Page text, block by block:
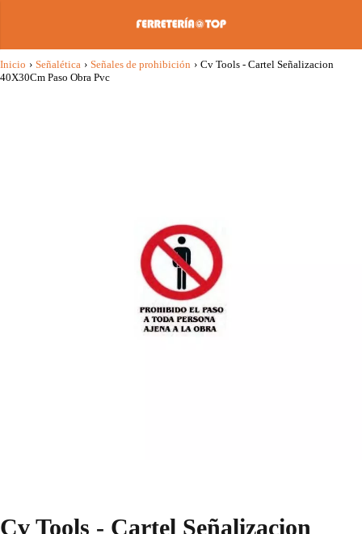
Inicio › Señalética › Señales de prohibición › Cv Tools - Cartel Señalizacion
40X30Cm Paso Obra Pvc
Cv Tools - Cartel Señalizacion